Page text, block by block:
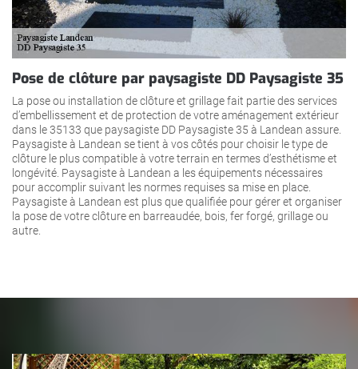
Pose de clôture par paysagiste DD Paysagiste 35
La pose ou installation de clôture et grillage fait partie des services
d’embellissement et de protection de votre aménagement extérieur
dans le 35133 que paysagiste DD Paysagiste 35 à Landean assure.
Paysagiste à Landean se tient à vos côtés pour choisir le type de
clôture le plus compatible à votre terrain en termes d’esthétisme et
longévité. Paysagiste à Landean a les équipements nécessaires
pour accomplir suivant les normes requises sa mise en place.
Paysagiste à Landean est plus que qualifiée pour gérer et organiser
la pose de votre clôture en barreaudée, bois, fer forgé, grillage ou
autre.